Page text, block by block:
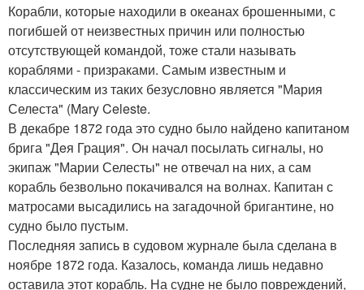
Корабли, которые находили в океанах брошенными, с
погибшей от неизвестных причин или полностью
отсутствующей командой, тоже стали называть
кораблями - призраками. Самым известным и
классическим из таких безусловно является "Мария
Селеста" (Mary Celeste.
В декабре 1872 года это судно было найдено капитаном
брига "Дeя Грация". Он начал посылать сигналы, но
экипаж "Марии Селесты" не отвечал на них, а сам
корабль безвольно покачивался на волнах. Капитан с
матросами высадились на загадочной бригантине, но
судно было пустым.
Последняя запись в судовом журнале была сделана в
ноябре 1872 года. Казалось, команда лишь недавно
оставила этот корабль. На судне не было повреждений,